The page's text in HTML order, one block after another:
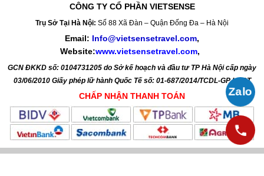
CÔNG TY CỔ PHẦN VIETSENSE
Trụ Sở Tại Hà Nội: Số 88 Xã Đàn – Quận Đống Đa – Hà Nội
Email: Info@vietsensetravel.com,
Website:www.vietsensetravel.com,
GCN ĐKKD số: 0104731205 do Sở kế hoạch và đầu tư TP Hà Nội cấp ngày
03/06/2010 Giấy phép lữ hành Quốc Tế số: 01-687/2014/TCDL-GP LHQT
CHẤP NHẬN THANH TOÁN